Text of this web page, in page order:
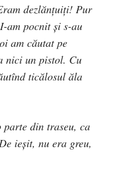
dezlănţuiţi! Pur
am pocnit şi s-au
am căutat pe
nici un pistol. Cu
ticălosul ăla
din traseu, ca
ieşit, nu era greu,